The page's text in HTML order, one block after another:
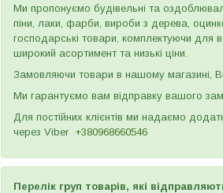
Ми пропонуємо будівельні та
піни, лаки, фарби, вироби з дерева,
господарські товари, комплектуючи для
широкий асортимент та низькі ціни.
Замовляючи товари в нашому магазині,
Ми гарантуємо вам відправку вашого
Для постійних клієнтів ми надаємо
через Viber +380968660546
Перелік груп товарів, які